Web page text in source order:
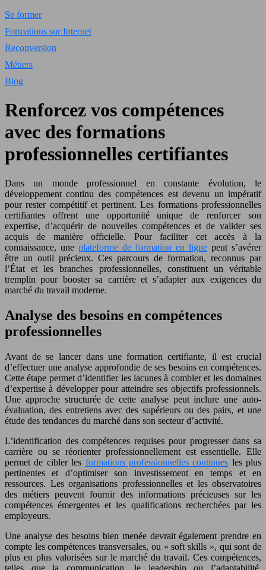
Se former
Formations sur Internet
Reconversion
Métiers
Blog
Renforcez vos compétences
avec des formations
professionnelles certifiantes
Dans un monde professionnel en constante évolution, le
développement continu des compétences est devenu un impératif
pour rester compétitif et pertinent. Les formations professionnelles
certifiantes offrent une opportunité unique de renforcer son
expertise, d’acquérir de nouvelles compétences et de valider ses
acquis de manière officielle. Pour faciliter cet accès à la
connaissance, une plateforme de formation en ligne peut s’avérer
être un outil précieux. Ces parcours de formation, reconnus par
l’État et les branches professionnelles, constituent un véritable
tremplin pour booster sa carrière et s’adapter aux exigences du
marché du travail moderne.
Analyse des besoins en compétences
professionnelles
Avant de se lancer dans une formation certifiante, il est crucial
d’effectuer une analyse approfondie de ses besoins en compétences.
Cette étape permet d’identifier les lacunes à combler et les domaines
d’expertise à développer pour atteindre ses objectifs professionnels.
Une approche structurée de cette analyse peut inclure une auto-
évaluation, des entretiens avec des supérieurs ou des pairs, et une
étude des tendances du marché dans son secteur d’activité.
L’identification des compétences requises pour progresser dans sa
carrière ou se réorienter professionnellement est essentielle. Elle
permet de cibler les formations professionnelles continues les plus
pertinentes et d’optimiser son investissement en temps et en
ressources. Les organisations professionnelles et les observatoires
des métiers peuvent fournir des informations précieuses sur les
compétences émergentes et les qualifications recherchées par les
employeurs.
Une analyse des besoins bien menée devrait également prendre en
compte les compétences transversales, ou « soft skills », qui sont de
plus en plus valorisées sur le marché du travail. Ces compétences,
telles que la communication, le leadership ou l’adaptabilité,